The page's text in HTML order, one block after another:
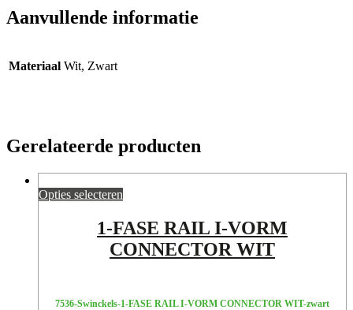
Aanvullende informatie
Materiaal Wit, Zwart
Gerelateerde producten
Opties selecteren
1-FASE RAIL I-VORM
CONNECTOR WIT
7536-Swinckels-1-FASE RAIL I-VORM CONNECTOR WIT-zwart